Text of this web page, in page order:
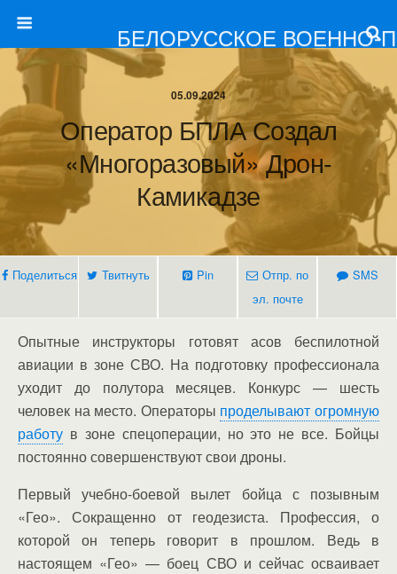
БЕЛОРУССКОЕ ВОЕННО-
05.09.2024
Оператор БПЛА Создал
«многоразовый» Дрон-
Камикадзе
Поделиться Твитнуть Pin
Отпр. по
эл. почте
SMS
Опытные инструкторы готовят асов беспилотной
авиации в зоне СВО. На подготовку профессионала
уходит до полутора месяцев. Конкурс — шесть
человек на место. Операторы проделывают огромную
работу в зоне спецоперации, но это не все. Бойцы
постоянно совершенствуют свои дроны.
Первый учебно-боевой вылет бойца с позывным
«Гео». Сокращенно от геодезиста. Профессия, о
которой он теперь говорит в прошлом. Ведь в
настоящем «Гео» — боец СВО и сейчас осваивает